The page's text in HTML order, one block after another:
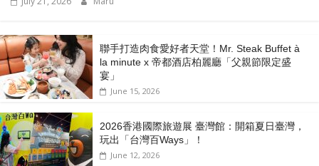
聯手打造肉食愛好者天堂！Mr. Steak Buffet à
la minute x 帝都酒店柏麗廳「⽗親節限定盛
宴」
June 15, 2026
2026香港國際旅遊展 臺灣館：開箱夏日臺灣，
玩出「台灣百Ways」！
June 12, 2026